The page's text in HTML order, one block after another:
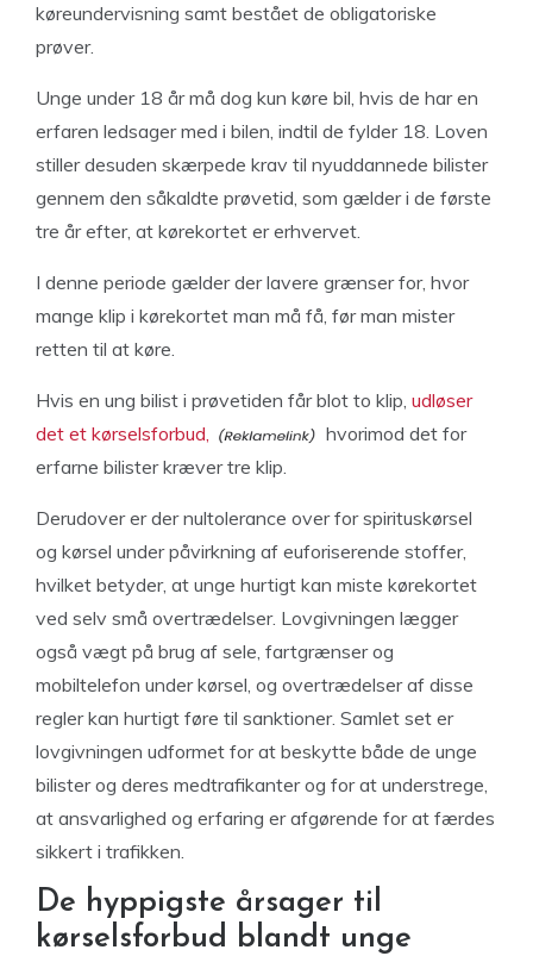
køreundervisning samt bestået de obligatoriske
prøver.
Unge under 18 år må dog kun køre bil, hvis de har en
erfaren ledsager med i bilen, indtil de fylder 18. Loven
stiller desuden skærpede krav til nyuddannede bilister
gennem den såkaldte prøvetid, som gælder i de første
tre år efter, at kørekortet er erhvervet.
I denne periode gælder der lavere grænser for, hvor
mange klip i kørekortet man må få, før man mister
retten til at køre.
Hvis en ung bilist i prøvetiden får blot to klip, udløser
det et kørselsforbud,
hvorimod det for
erfarne bilister kræver tre klip.
Derudover er der nultolerance over for spirituskørsel
og kørsel under påvirkning af euforiserende stoffer,
hvilket betyder, at unge hurtigt kan miste kørekortet
ved selv små overtrædelser. Lovgivningen lægger
også vægt på brug af sele, fartgrænser og
mobiltelefon under kørsel, og overtrædelser af disse
regler kan hurtigt føre til sanktioner. Samlet set er
lovgivningen udformet for at beskytte både de unge
bilister og deres medtrafikanter og for at understrege,
at ansvarlighed og erfaring er afgørende for at færdes
sikkert i trafikken.
De hyppigste årsager til
kørselsforbud blandt unge